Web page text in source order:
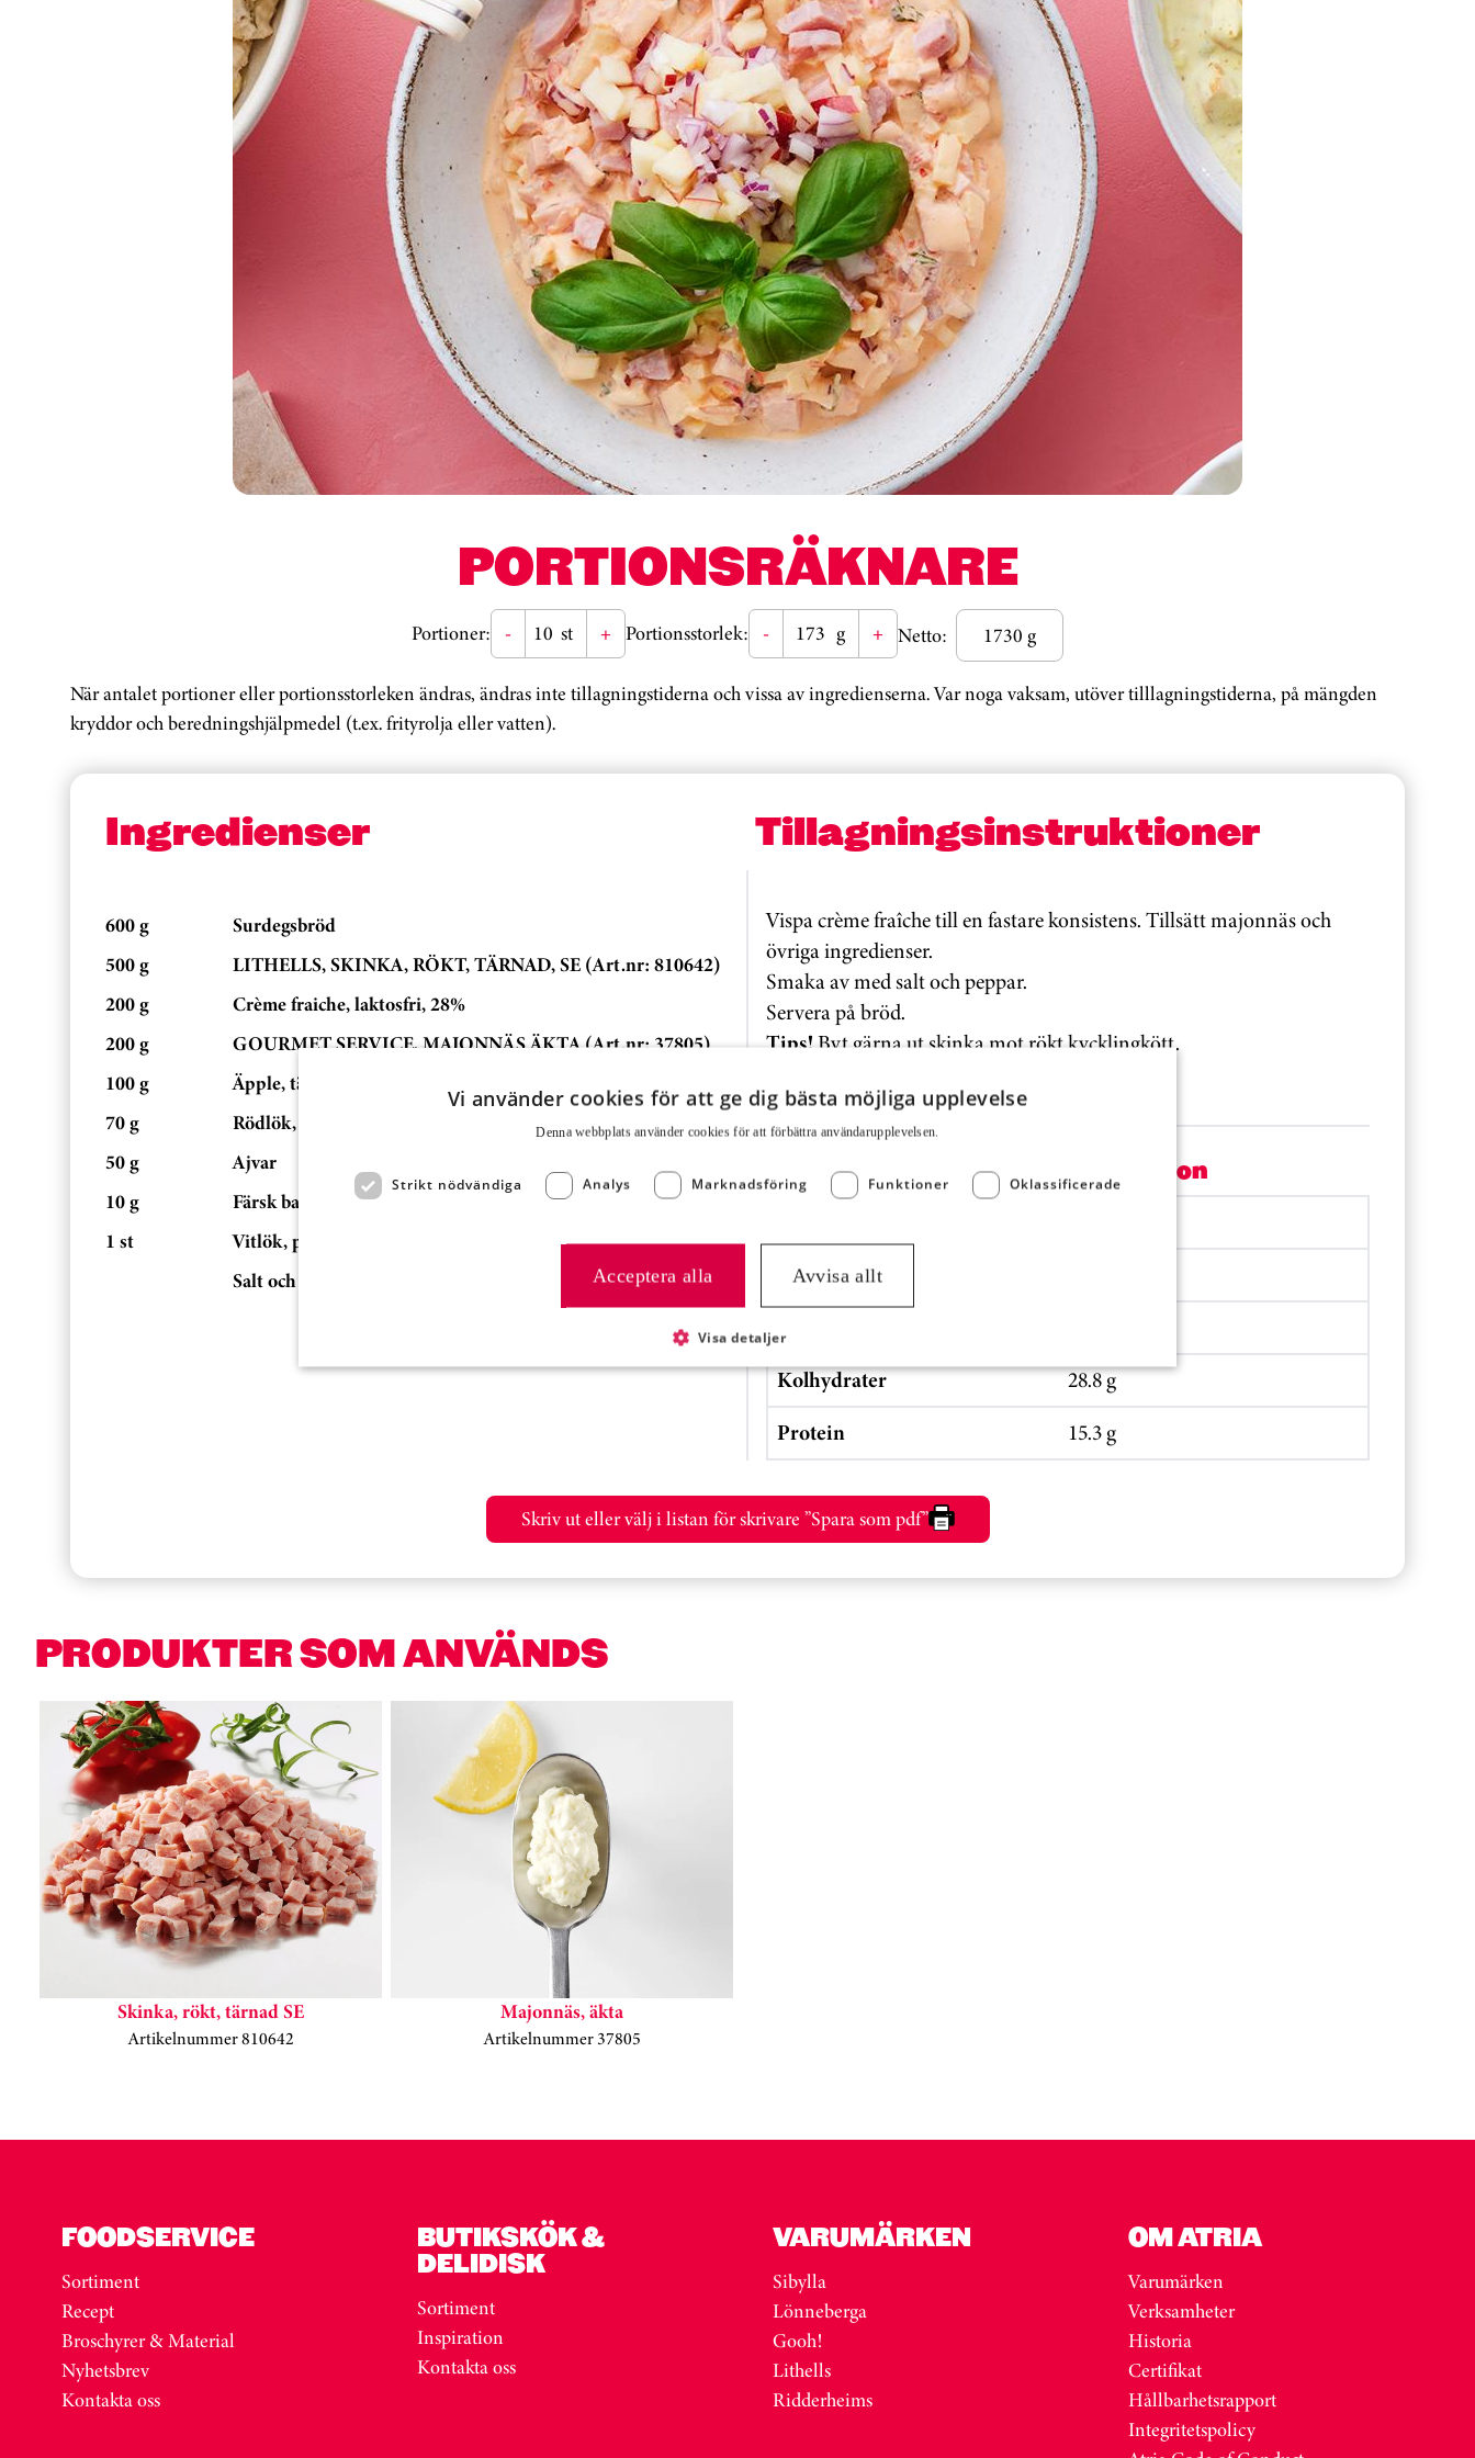
PORTIONSRÄKNARE
Portioner: - st + Portionsstorlek: - g + Netto: 1730 g
När antalet portioner eller portionsstorleken ändras, ändras inte tillagningstiderna och vissa av ingredienserna. Var noga vaksam, utöver tilllagningstiderna, på mängden
kryddor och beredningshjälpmedel (t.ex. frityrolja eller vatten).
Ingredienser Tillagningsinstruktioner
600 g
Surdegsbröd
500 g
LITHELLS, SKINKA, RÖKT, TÄRNAD, SE (Art.nr: 810642)
200 g
Crème fraiche, laktosfri, 28%
200 g
GOURMET SERVICE, MAJONNÄS ÄKTA (Art.nr: 37805)
100 g
Äpple, tärnat
70 g
Rödlök, hackad
50 g
Ajvar
10 g
Färsk basilika
1 st
Vitlök, pressad
Salt och peppar
Vispa crème fraîche till en fastare konsistens. Tillsätt majonnäs och
övriga ingredienser.
Smaka av med salt och peppar.
Servera på bröd.
Tips!Byt gärna ut skinka mot rökt kycklingkött.
Näringsvärde Per portion
Energi (kcal)
Fett
Kolhydrater
28.8 g
Protein
15.3 g
Skriv ut eller välj i listan för skrivare ”Spara som pdf”
PRODUKTER SOM ANVÄNDS
Hoppa över kortkarusell
Skinka, rökt, tärnad SE
Artikelnummer 810642
Majonnäs, äkta
Artikelnummer 37805
FOODSERVICE
Sortiment
Recept
Broschyrer & Material
Nyhetsbrev
Kontakta oss
BUTIKSKÖK &
DELIDISK
Sortiment
Inspiration
Kontakta oss
VARUMÄRKEN
Sibylla
Lönneberga
Gooh!
Lithells
Ridderheims
OM ATRIA
Varumärken
Verksamheter
Historia
Certifikat
Hållbarhetsrapport
Integritetspolicy
Vi använder cookies för att ge dig bästa möjliga upplevelse
Denna webbplats använder cookies för att för­bättra användar­upplevelsen.
Strikt nödvändiga Analys Marknadsföring Funktioner Oklassificerade
Acceptera alla Avvisa allt
Visa detaljer